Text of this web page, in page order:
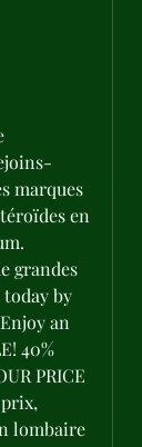
marques
en
grandes
by
an
40%
PRICE
prix,
lombaire